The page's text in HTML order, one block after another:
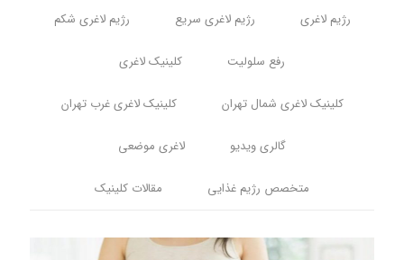
رژیم لاغری رژیم لاغری سریع رژیم لاغری شکم
رفع سلولیت کلینیک لاغری
کلینیک لاغری شمال تهران کلینیک لاغری غرب تهران
گالری ویدیو لاغری موضعی
متخصص رژیم غذایی مقالات کلینیک